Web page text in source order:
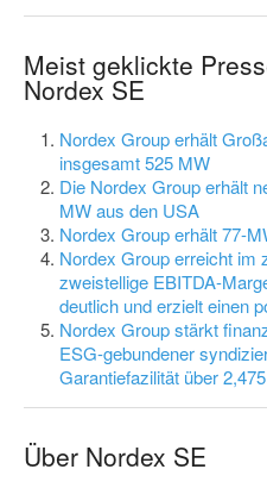
Meist geklickte
Nordex SE
Nordex Group erhält
insgesamt 525 MW
Die Nordex Group erhält
MW aus den USA
Nordex Group erhält 77-
Nordex Group erreicht im
zweistellige EBITDA-
deutlich und erzielt einen
Nordex Group stärkt
ESG-gebundener
Garantiefazilität über
Über Nordex SE